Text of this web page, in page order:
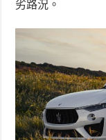
劣路況。